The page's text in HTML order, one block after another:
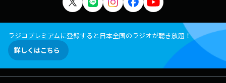
ラジコプレミアムに登録すると日本全国のラジオが聴き放題！
詳しくはこちら